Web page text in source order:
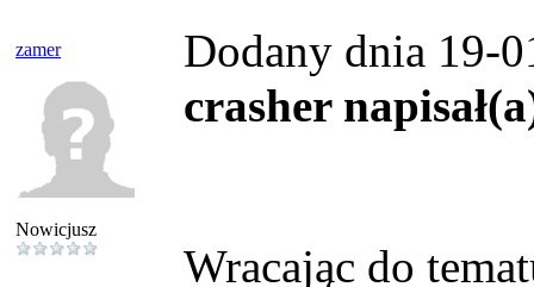
zamer Dodany dnia 19-
Nowicjusz
crasher
Wracając do